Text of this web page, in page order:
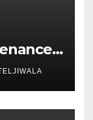
and